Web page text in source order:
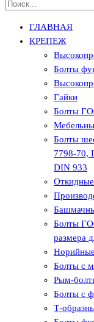
ГЛАВНАЯ
КРЕПЕЖ
Болты
Гайки
Болты
Болты
7798-70,
DIN 933
Болты
размера
Болты с
Рым-
Болты с
Т-